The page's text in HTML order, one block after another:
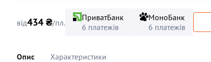
від434 ₴/пл.
ПриватБанк
6 платежів
МоноБанк
6 платежів
Опис Характеристики